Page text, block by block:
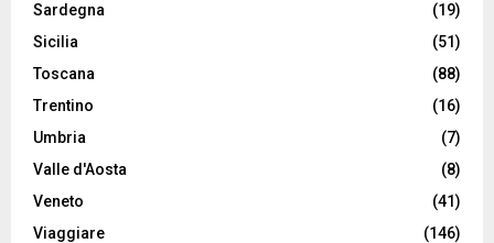
Sardegna
(19)
Sicilia
(51)
Toscana
(88)
Trentino
(16)
Umbria
(7)
Valle d'Aosta
(8)
Veneto
(41)
Viaggiare
(146)